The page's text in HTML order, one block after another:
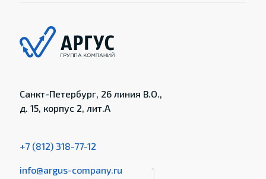
Санкт-Петербург, 26 линия В.О.,
д. 15, корпус 2, лит.А
+7 (812) 318-77-12
info@argus-company.ru